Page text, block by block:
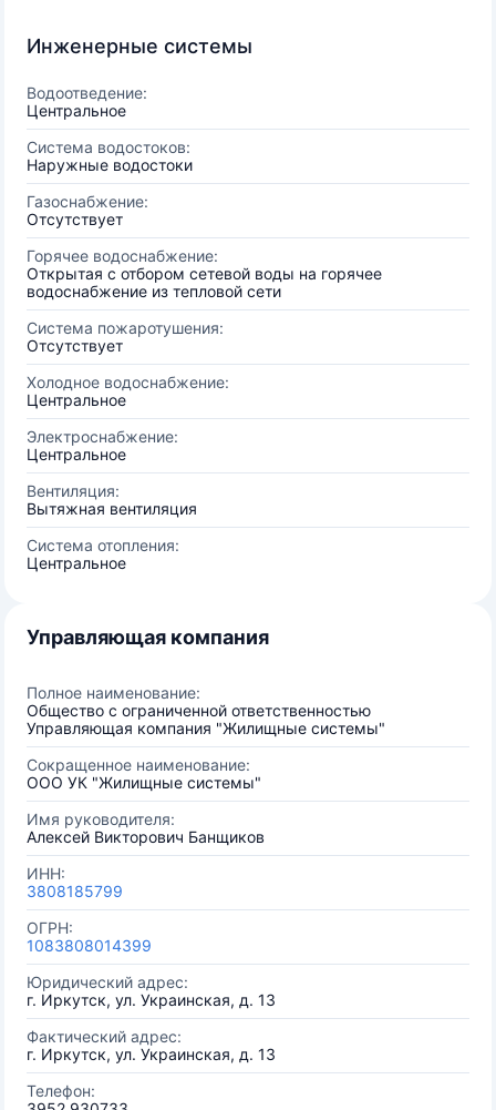
Инженерные системы
Водоотведение:
Центральное
Система водостоков:
Наружные водостоки
Газоснабжение:
Отсутствует
Горячее водоснабжение:
Открытая с отбором сетевой воды на горячее
водоснабжение из тепловой сети
Система пожаротушения:
Отсутствует
Холодное водоснабжение:
Центральное
Электроснабжение:
Центральное
Вентиляция:
Вытяжная вентиляция
Система отопления:
Центральное
Управляющая компания
Полное наименование:
Общество с ограниченной ответственностью
Управляющая компания "Жилищные системы"
Сокращенное наименование:
ООО УК "Жилищные системы"
Имя руководителя:
Алексей Викторович Банщиков
ИНН:
3808185799
ОГРН:
1083808014399
Юридический адрес:
г. Иркутск, ул. Украинская, д. 13
Фактический адрес:
г. Иркутск, ул. Украинская, д. 13
Телефон: